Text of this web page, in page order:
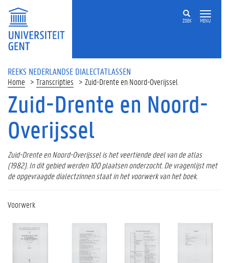
ZOEK MENU
REEKS NEDERLANDSE DIALECTATLASSEN
Home Transcripties Zuid-Drente en Noord-Overijssel
Zuid-Drente en Noord-
Overijssel
Zuid-Drente en Noord-Overijssel is het veertiende deel van de atlas
(1982). In dit gebied werden 100 plaatsen onderzocht. De vragenlijst met
de opgevraagde dialectzinnen staat in het voorwerk van het boek.
Voorwerk